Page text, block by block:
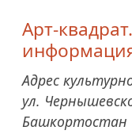
Арт-
Адрес
ул.
Башкортостан